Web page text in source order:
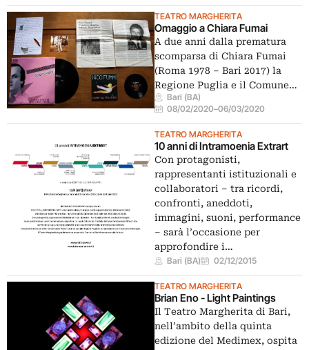
TEATRO MARGHERITA
Omaggio a Chiara Fumai
A due anni dalla prematura
scomparsa di Chiara Fumai
(Roma 1978 – Bari 2017) la
Regione Puglia e il Comune…
Bari (BA)
08/02/2020–06/03/2020
TEATRO MARGHERITA
10 anni di Intramoenia Extrart
Con protagonisti,
rappresentanti istituzionali e
collaboratori – tra ricordi,
confronti, aneddoti,
immagini, suoni, performance
– sarà l’occasione per
approfondire i…
Bari (BA) 02/12/2015
TEATRO MARGHERITA
Brian Eno - Light Paintings
Il Teatro Margherita di Bari,
nell’ambito della quinta
edizione del Medimex, ospita